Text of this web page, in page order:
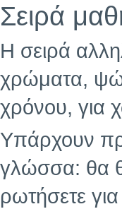
Σειρά
Η σειρά
χρώματα,
χρόνου, για
Υπάρχουν
γλώσσα: θα
ρωτήσετε